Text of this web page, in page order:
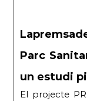
Parc
un estudi
El projecte